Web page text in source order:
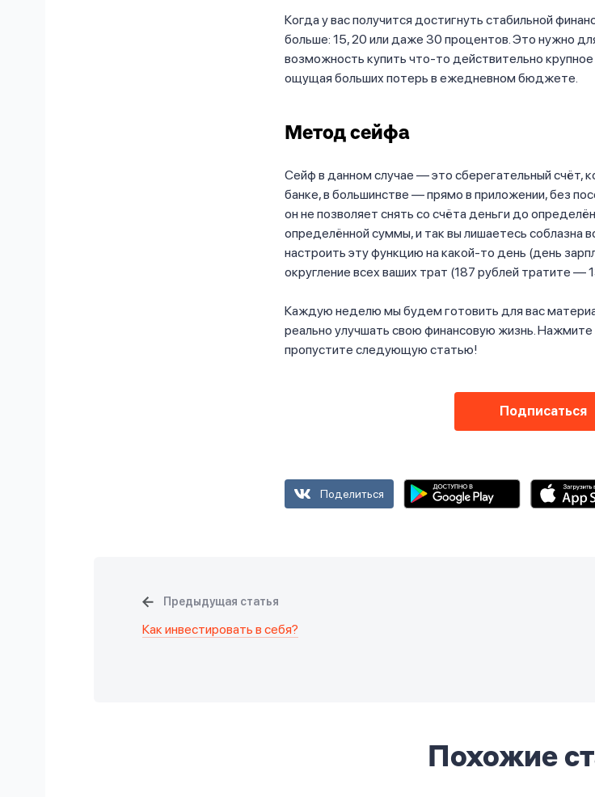
Когда у вас получится достигнуть стабильной
больше: 15, 20 или даже 30 процентов. Это нужно
возможность купить что-то действительно
ощущая больших потерь в ежедневном бюджете.
Метод сейфа
Сейф в данном случае — это сберегательный счёт,
банке, в большинстве — прямо в приложении, без
он не позволяет снять со счёта деньги до
определённой суммы, и так вы лишаетесь соблазна
настроить эту функцию на какой-то день (день
округление всех ваших трат (187 рублей тратите —
Каждую неделю мы будем готовить для вас
реально улучшать свою финансовую жизнь. Нажмите
пропустите следующую статью!
Подписаться
Поделиться
Предыдущая статья
Как инвестировать в себя?
Похожие